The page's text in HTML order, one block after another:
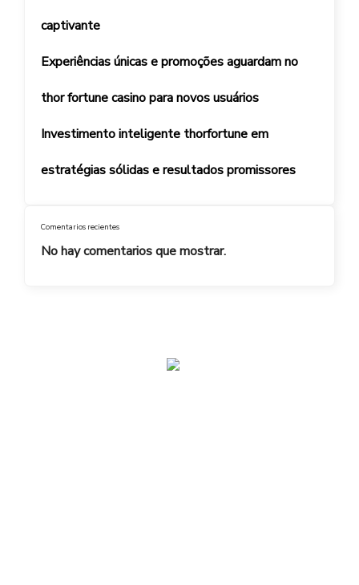
captivante
Experiências únicas e promoções aguardam no
thor fortune casino para novos usuários
Investimento inteligente thorfortune em
estratégias sólidas e resultados promissores
Comentarios recientes
No hay comentarios que mostrar.